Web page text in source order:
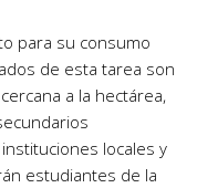
para su consumo
de esta tarea son
a la hectárea,
locales y
estudiantes de la